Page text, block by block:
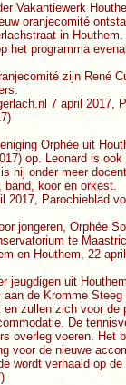
Vakantiewerk
oranjecomité
in
het programma
zijn René
7 april 2017,
Orphée uit
op. Leonard is
hij onder meer
band, koor en orkest.
2017, Parochieblad
jongeren, Orphée
te
en Houthem, 22
jeugdigen uit
de Kromme
zullen zich voor
De
overleg voeren. Het
voor de nieuwe
wordt verhaald op de